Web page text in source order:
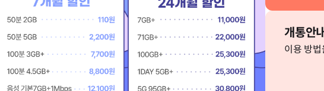
개통안내
이용 방